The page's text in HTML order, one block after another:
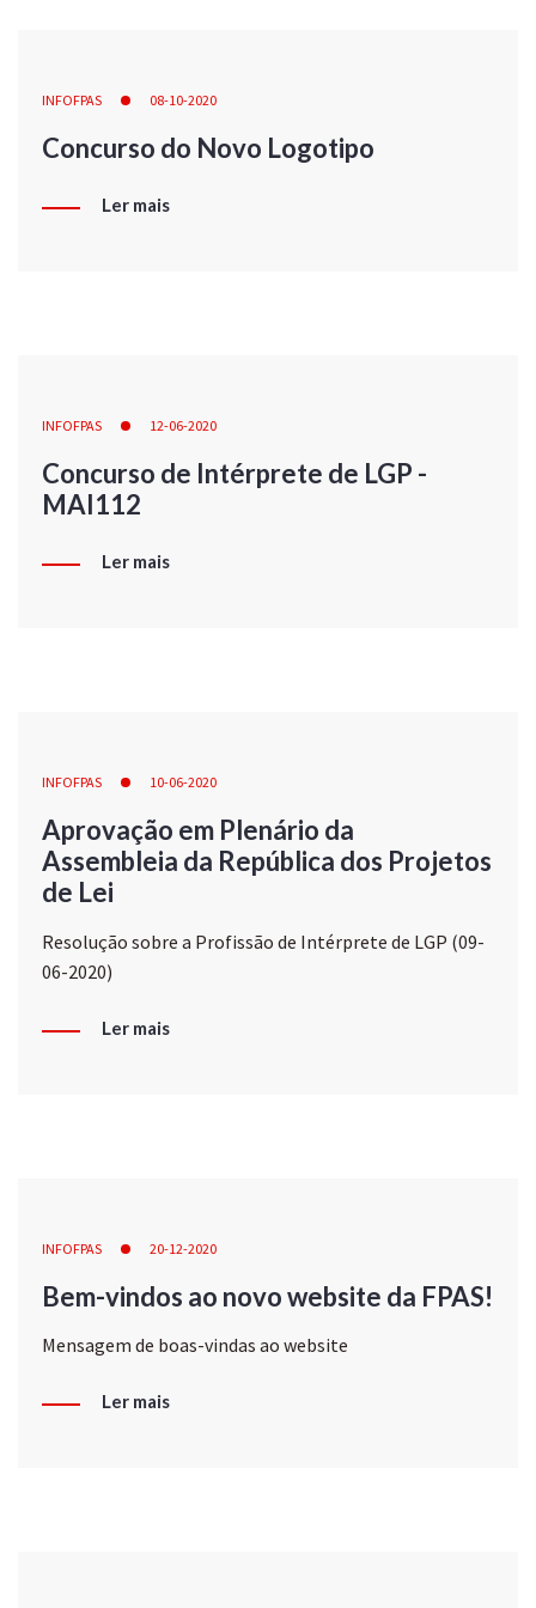
INFOFPAS 08-10-2020
Concurso do Novo Logotipo
Ler mais
INFOFPAS 12-06-2020
Concurso de Intérprete de LGP -
MAI112
Ler mais
INFOFPAS 10-06-2020
Aprovação em Plenário da
Assembleia da República dos Projetos
de Lei
Resolução sobre a Profissão de Intérprete de LGP (09-
06-2020)
Ler mais
INFOFPAS 20-12-2020
Bem-vindos ao novo website da FPAS!
Mensagem de boas-vindas ao website
Ler mais